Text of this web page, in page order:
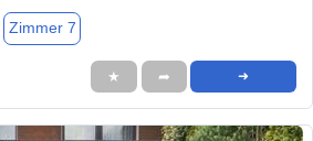
Zimmer 7
★ ➦ ➜